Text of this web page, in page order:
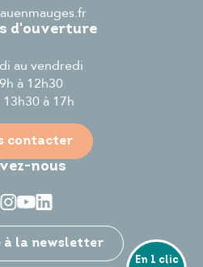
participe
d'ouverture
au vendredi
à 12h30
à 17h
contacter
nous
à la newsletter
En 1 clic